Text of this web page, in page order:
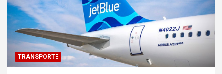
TRANSPORTE